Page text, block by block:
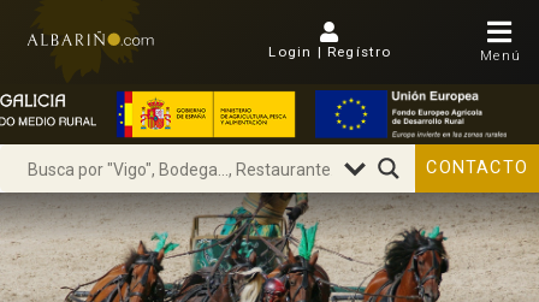
Login | Regístro Menú
CONTACTO